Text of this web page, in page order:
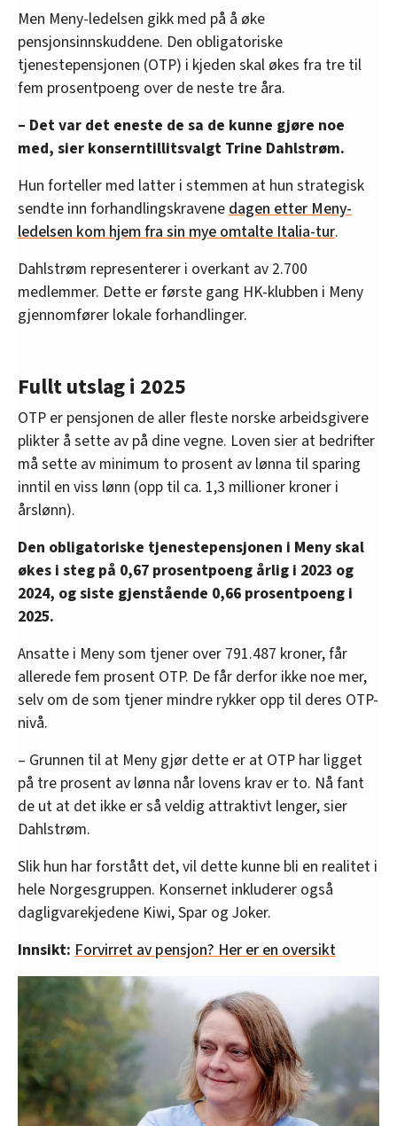
Men Meny-ledelsen gikk med på å øke
pensjonsinnskuddene. Den obligatoriske
tjenestepensjonen (OTP) i kjeden skal økes fra tre til
fem prosentpoeng over de neste tre åra.
– Det var det eneste de sa de kunne gjøre noe
med, sier konserntillitsvalgt Trine Dahlstrøm.
Hun forteller med latter i stemmen at hun strategisk
sendte inn forhandlingskravene dagen etter Meny-
ledelsen kom hjem fra sin mye omtalte Italia-tur.
Dahlstrøm representerer i overkant av 2.700
medlemmer. Dette er første gang HK-klubben i Meny
gjennomfører lokale forhandlinger.
Fullt utslag i 2025
OTP er pensjonen de aller fleste norske arbeidsgivere
plikter å sette av på dine vegne. Loven sier at bedrifter
må sette av minimum to prosent av lønna til sparing
inntil en viss lønn (opp til ca. 1,3 millioner kroner i
årslønn).
Den obligatoriske tjenestepensjonen i Meny skal
økes i steg på 0,67 prosentpoeng årlig i 2023 og
2024, og siste gjenstående 0,66 prosentpoeng i
2025.
Ansatte i Meny som tjener over 791.487 kroner, får
allerede fem prosent OTP. De får derfor ikke noe mer,
selv om de som tjener mindre rykker opp til deres OTP-
nivå.
– Grunnen til at Meny gjør dette er at OTP har ligget
på tre prosent av lønna når lovens krav er to. Nå fant
de ut at det ikke er så veldig attraktivt lenger, sier
Dahlstrøm.
Slik hun har forstått det, vil dette kunne bli en realitet i
hele Norgesgruppen. Konsernet inkluderer også
dagligvarekjedene Kiwi, Spar og Joker.
Innsikt: Forvirret av pensjon? Her er en oversikt